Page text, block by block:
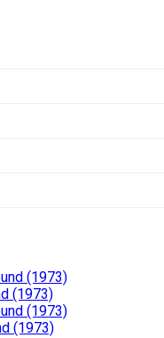
(1973)
(1973)
(1973)
(1973)